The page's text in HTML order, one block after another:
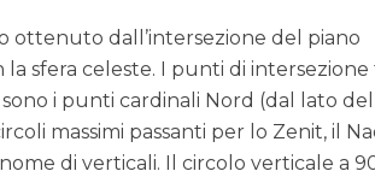
ottenuto dall’intersezione del piano
sfera celeste. I punti di intersezione
i punti cardinali Nord (dal lato
massimi passanti per lo Zenit, il
di verticali. Il circolo verticale a